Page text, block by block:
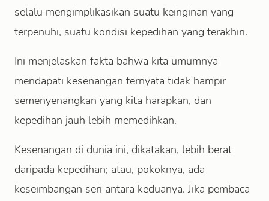
selalu mengimplikasikan suatu keinginan yang
terpenuhi, suatu kondisi kepedihan yang terakhiri.
Ini menjelaskan fakta bahwa kita umumnya
mendapati kesenangan ternyata tidak hampir
semenyenangkan yang kita harapkan, dan
kepedihan jauh lebih memedihkan.
Kesenangan di dunia ini, dikatakan, lebih berat
daripada kepedihan; atau, pokoknya, ada
keseimbangan seri antara keduanya. Jika pembaca